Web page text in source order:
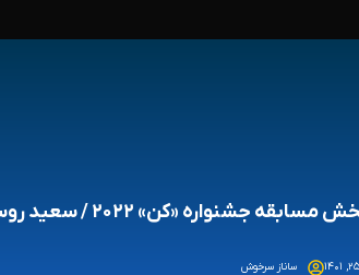
۲۰۲۲ / سعید روستایی نماینده ایران در فستیوال
ساناز سرخوش